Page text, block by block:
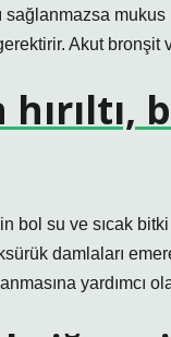
sağlanmazsa
Akut
bol su ve sıcak
damlaları
yardımcı